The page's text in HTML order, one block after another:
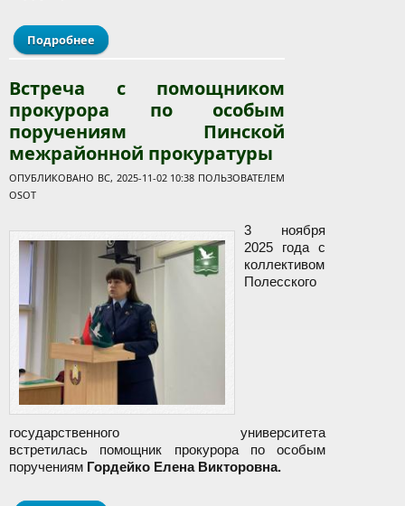
Подробнее о Последовательно и комплексно. Генпрокуратура
о реализации государственной
Встреча с помощником
прокурора по особым
поручениям Пинской
межрайонной прокуратуры
ОПУБЛИКОВАНО ВС, 2025-11-02 10:38 ПОЛЬЗОВАТЕЛЕМ
OSOT
3 ноября
2025 года с
коллективом
Полесского
государственного университета
встретилась помощник прокурора по особым
поручениям Гордейко Елена Викторовна.